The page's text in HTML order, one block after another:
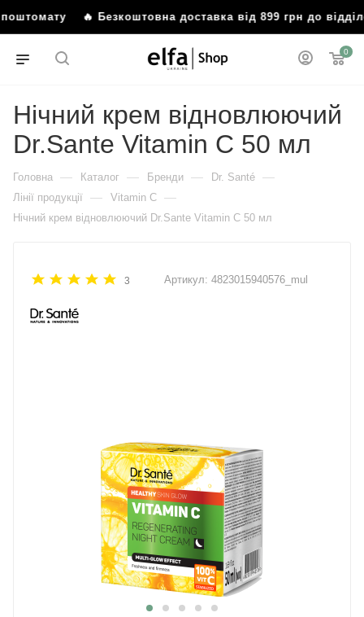
поштомату 🔥 Безкоштовна доставка від 899 грн до
0
Нічний крем відновлюючий
Dr.Sante Vitamin C 50 мл
Головна — Каталог — Бренди — Dr. Santé —
Лінії продукції — Vitamin C —
Нічний крем відновлюючий Dr.Sante Vitamin C 50 мл
3 Артикул: 4823015940576_mul